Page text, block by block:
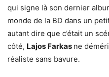
qui signe là son dernier
monde de la BD dans un
autant dire que c’était un
côté, Lajos Farkas ne
réaliste sans bavure.